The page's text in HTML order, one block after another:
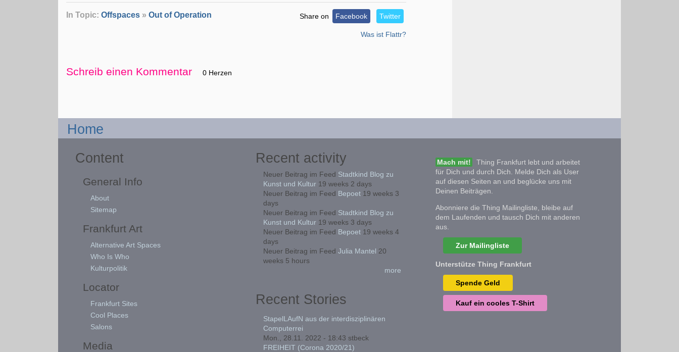
In Topic:Offspaces »Out of Operation Share on Facebook Twitter
Was ist Flattr?
Schreib einen Kommentar 0 Herzen
Home
Content
General Info
About
Sitemap
Frankfurt Art
Alternative Art Spaces
Who Is Who
Kulturpolitik
Locator
Frankfurt Sites
Cool Places
Salons
Media
Recent activity
Neuer Beitrag im Feed Stadtkind Blog zu
Kunst und Kultur19 weeks 2 days
Neuer Beitrag im Feed Bepoet19 weeks 3
days
Neuer Beitrag im Feed Stadtkind Blog zu
Kunst und Kultur19 weeks 3 days
Neuer Beitrag im Feed Bepoet19 weeks 4
days
Neuer Beitrag im Feed Julia Mantel 20
weeks 5 hours
more
Recent Stories
StapelLAufN aus der interdisziplinären
Computerrei
Mon., 28.11. 2022 - 18:43 stbeck
FREIHEIT (Corona 2020/21)
Mach mit!
Thing Frankfurt lebt und arbeitet
für Dich und durch Dich. Melde Dich als User
auf diesen Seiten an und beglücke uns mit
Deinen Beiträgen.
Abonniere die Thing Mailingliste, bleibe auf
dem Laufenden und tausch Dich mit anderen
aus.
Zur Mailingliste
Unterstütze Thing Frankfurt
Spende Geld
Kauf ein cooles T-Shirt